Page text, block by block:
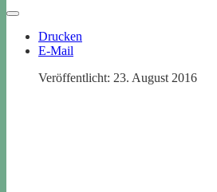
Drucken
E-Mail
Veröffentlicht: 23. August 2016